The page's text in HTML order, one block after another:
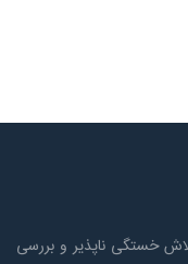
خستگی ناپذير و بررسی